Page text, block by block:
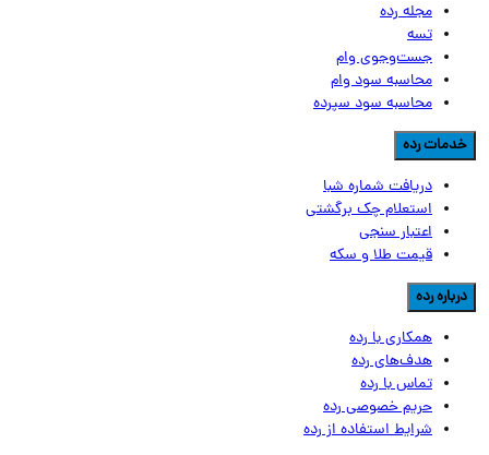
مجله رده
تسه
جست‌وجوی وام
محاسبه سود وام
محاسبه سود سپرده
رده
دریافت شماره شبا
استعلام چک برگشتی
اعتبار سنجی
قیمت طلا و سکه
رده
همکاری با رده
هدف‌های رده
تماس‌ با‌ رده
حریم خصوصی رده
شرایط استفاده از رده